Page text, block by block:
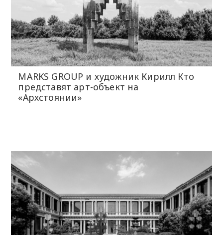
MARKS GROUP и художник Кирилл Кто
представят арт-объект на
«Архстоянии»